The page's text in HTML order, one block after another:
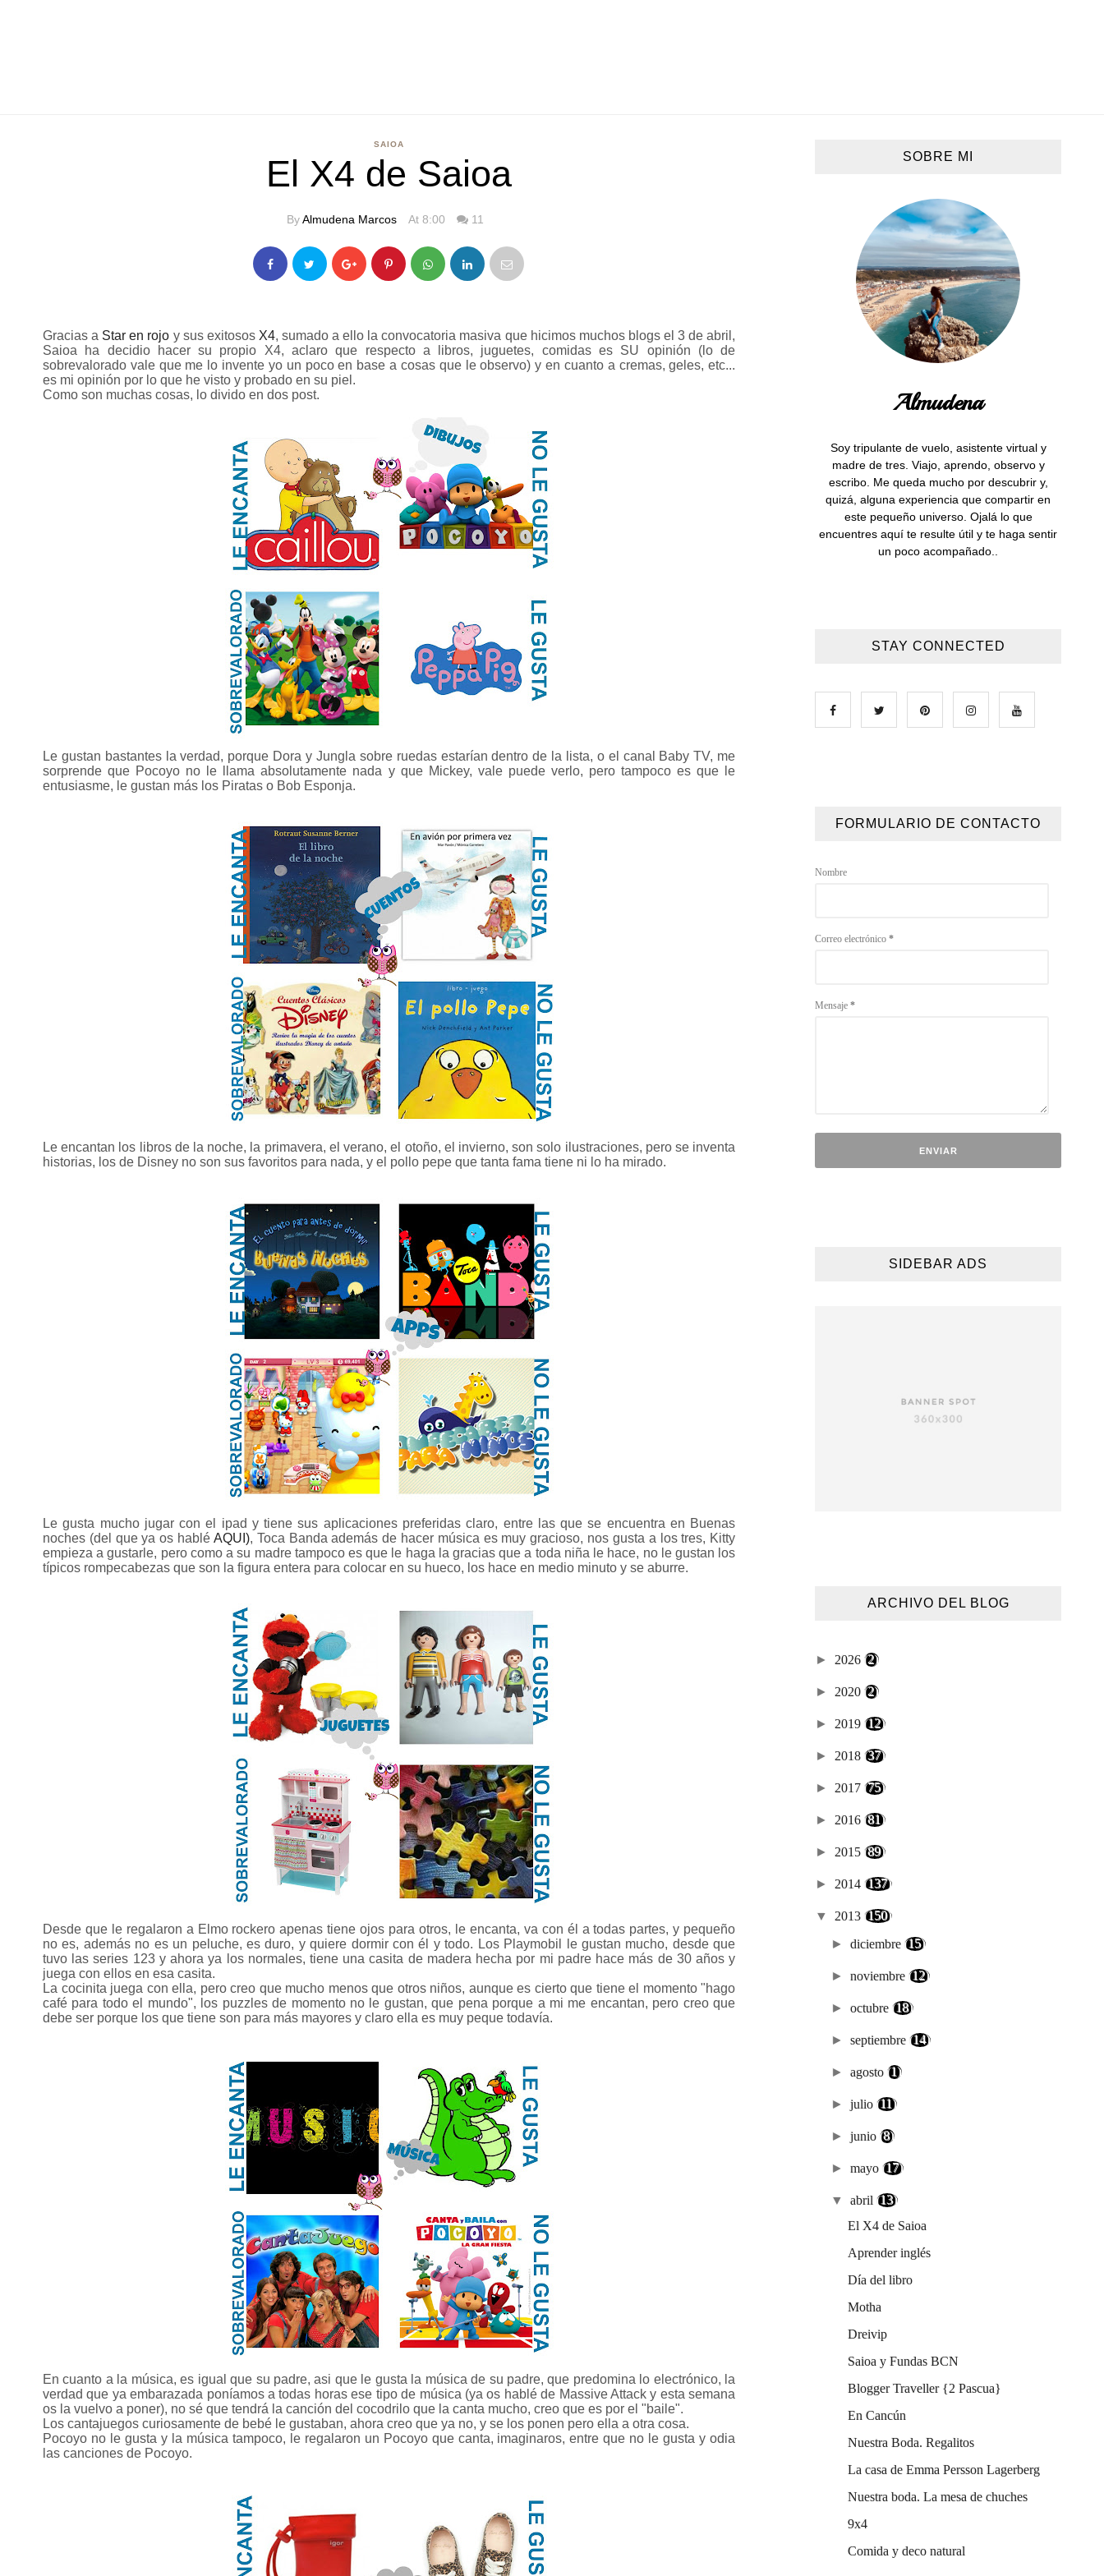
SAIOA
El X4 de Saioa
ByAlmudena Marcos At 8:00 11
Gracias a Star en rojo y sus exitosos X4, sumado a ello la convocatoria masiva que hicimos muchos blogs el 3 de abril,
Saioa ha decidio hacer su propio X4, aclaro que respecto a libros, juguetes, comidas es SU opinión (lo de
sobrevalorado vale que me lo invente yo un poco en base a cosas que le observo) y en cuanto a cremas, geles, etc...
es mi opinión por lo que he visto y probado en su piel.
Como son muchas cosas, lo divido en dos post.
Le gustan bastantes la verdad, porque Dora y Jungla sobre ruedas estarían dentro de la lista, o el canal Baby TV, me
sorprende que Pocoyo no le llama absolutamente nada y que Mickey, vale puede verlo, pero tampoco es que le
entusiasme, le gustan más los Piratas o Bob Esponja.
Le encantan los libros de la noche, la primavera, el verano, el otoño, el invierno, son solo ilustraciones, pero se inventa
historias, los de Disney no son sus favoritos para nada, y el pollo pepe que tanta fama tiene ni lo ha mirado.
Le gusta mucho jugar con el ipad y tiene sus aplicaciones preferidas claro, entre las que se encuentra en Buenas
noches (del que ya os hablé AQUI), Toca Banda además de hacer música es muy gracioso, nos gusta a los tres, Kitty
empieza a gustarle, pero como a su madre tampoco es que le haga la gracias que a toda niña le hace, no le gustan los
típicos rompecabezas que son la figura entera para colocar en su hueco, los hace en medio minuto y se aburre.
Desde que le regalaron a Elmo rockero apenas tiene ojos para otros, le encanta, va con él a todas partes, y pequeño
no es, además no es un peluche, es duro, y quiere dormir con él y todo. Los Playmobil le gustan mucho, desde que
tuvo las series 123 y ahora ya los normales, tiene una casita de madera hecha por mi padre hace más de 30 años y
juega con ellos en esa casita.
La cocinita juega con ella, pero creo que mucho menos que otros niños, aunque es cierto que tiene el momento "hago
café para todo el mundo", los puzzles de momento no le gustan, que pena porque a mi me encantan, pero creo que
debe ser porque los que tiene son para más mayores y claro ella es muy peque todavía.
En cuanto a la música, es igual que su padre, asi que le gusta la música de su padre, que predomina lo electrónico, la
verdad que ya embarazada poníamos a todas horas ese tipo de música (ya os hablé de Massive Attack y esta semana
os la vuelvo a poner), no sé que tendrá la canción del cocodrilo que la canta mucho, creo que es por el "baile".
Los cantajuegos curiosamente de bebé le gustaban, ahora creo que ya no, y se los ponen pero ella a otra cosa.
Pocoyo no le gusta y la música tampoco, le regalaron un Pocoyo que canta, imaginaros, entre que no le gusta y odia
las canciones de Pocoyo.
SOBRE MI
Almudena
Soy tripulante de vuelo, asistente virtual y
madre de tres. Viajo, aprendo, observo y
escribo. Me queda mucho por descubrir y,
quizá, alguna experiencia que compartir en
este pequeño universo. Ojalá lo que
encuentres aquí te resulte útil y te haga sentir
un poco acompañado..
STAY CONNECTED
FORMULARIO DE CONTACTO
Nombre
Correo electrónico *
Mensaje *
SIDEBAR ADS
ARCHIVO DEL BLOG
► 2026 (2)
► 2020 (2)
► 2019 (12)
► 2018 (37)
► 2017 (75)
► 2016 (81)
► 2015 (89)
► 2014 (137)
▼ 2013 (150)
►diciembre (15)
►noviembre (12)
►octubre (18)
►septiembre (14)
►agosto(1)
►julio(11)
►junio(8)
►mayo (17)
▼abril (13)
El X4 de Saioa
Aprender inglés
Día del libro
Motha
Dreivip
Saioa y Fundas BCN
Blogger Traveller {2 Pascua}
En Cancún
Nuestra Boda. Regalitos
La casa de Emma Persson Lagerberg
Nuestra boda. La mesa de chuches
9x4
Comida y deco natural